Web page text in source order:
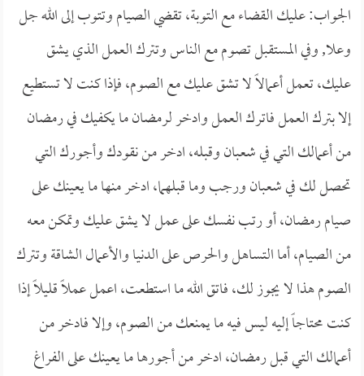
الجواب: عليك القضاء مع التوبة، تقضي الصيام وتتوب إلى الله جل
وعلا, وفي المستقبل تصوم مع الناس وتترك العمل الذي يشق
عليك، تعمل أعمالاً لا تشق عليك مع الصوم، فإذا كنت لا تستطيع
إلا بترك العمل فاترك العمل وادخر لرمضان ما يكفيك في رمضان
من أعمالك التي في شعبان وقبله، ادخر من نقودك وأجورك التي
تحصل لك في شعبان ورجب وما قبلهما، ادخر منها ما يعينك على
صيام رمضان، أو رتب نفسك على عمل لا يشق عليك وتمكن معه
من الصيام، أما التساهل والحرص على الدنيا والأعمال الشاقة وتترك
الصوم هذا لا يجوز لك، فاتق الله ما استطعت، اعمل عملاً قليلاً إذا
كنت محتاجاً إليه ليس فيه ما يمنعك من الصوم، وإلا فادخر من
أعمالك التي قبل رمضان، ادخر من أجورها ما يعينك على الفراغ